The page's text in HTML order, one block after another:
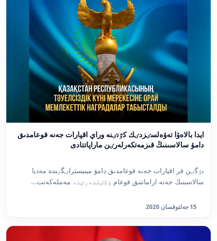
ايدا بالاەۆا تەۋەلسٸزدٸك كٷنٸنە وراي اقپارات جەنە قوعامدىق
دامۋ سالاسىنىڭ قىزمەتكەرلەرٸن ماراپاتتادى
بٷگٸن قر اقپارات جەنە قوعامدىق دامۋ مينيسترلٸگٸندە مەديا
سالاسىنىڭ جەنە ازاماتتىق قوعام ٶكٸلدەرٸنە مەملەكەتت...
15 جەلتوقسان 2020